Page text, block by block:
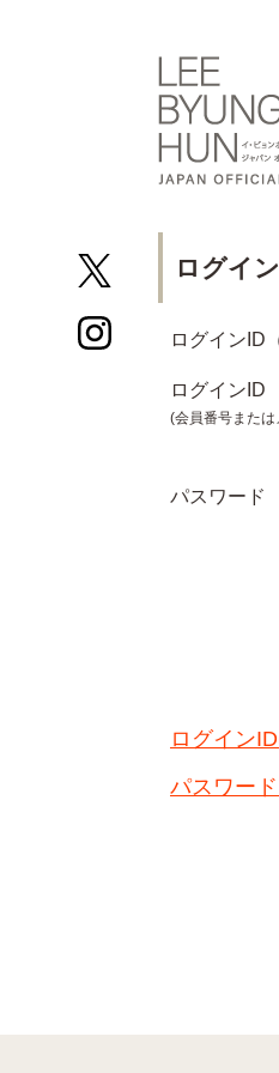
ログイン
ログインID
ログインID
(会員番号また
パスワード
ログイン
パスワー